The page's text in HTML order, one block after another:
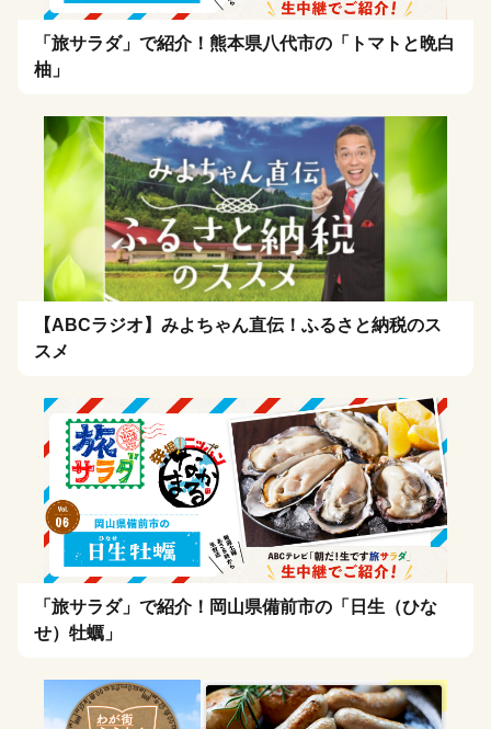
「旅サラダ」で紹介！熊本県八代市の「トマトと晩白
柚」
【ABCラジオ】みよちゃん直伝！ふるさと納税のス
スメ
「旅サラダ」で紹介！岡山県備前市の「日生（ひな
せ）牡蠣」